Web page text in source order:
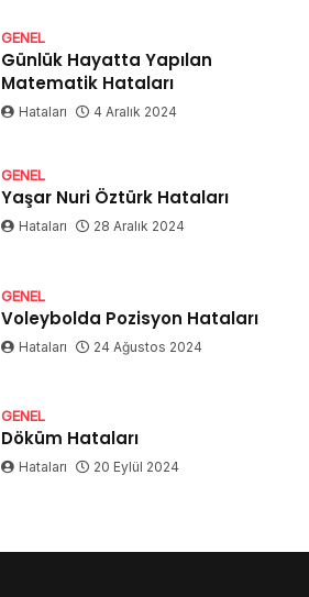
GENEL
Günlük Hayatta Yapılan
Matematik Hataları
Hataları 4 Aralık 2024
GENEL
Yaşar Nuri Öztürk Hataları
Hataları 28 Aralık 2024
GENEL
Voleybolda Pozisyon Hataları
Hataları 24 Ağustos 2024
GENEL
Döküm Hataları
Hataları 20 Eylül 2024